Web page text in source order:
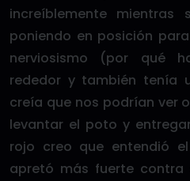
increíblemente
poniendo en posición
nerviosismo (por qué
rededor y también tenía
creía que nos podrían ver
levantar el poto y
rojo creo que entendió
apretó más fuerte contra